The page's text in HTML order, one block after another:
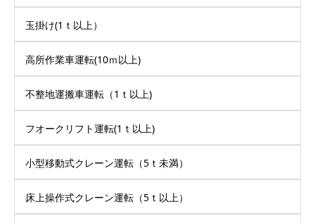
玉掛け(1ｔ以上）
高所作業車運転(10ｍ以上)
不整地運搬車運転（1ｔ以上)
フオークリフト運転(1ｔ以上)
小型移動式クレーン運転（5ｔ未満）
床上操作式クレーン運転（5ｔ以上）